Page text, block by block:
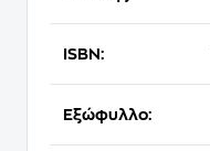
ISBN:
Εξώφυλλο: